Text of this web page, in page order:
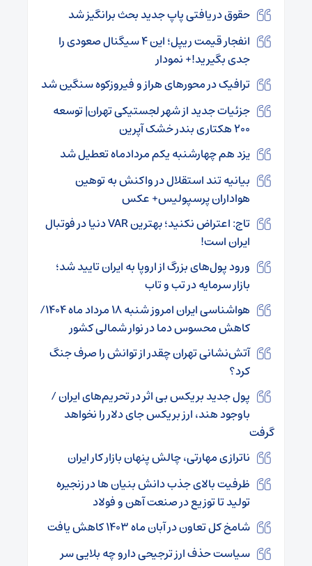
حقوق دریافتی پاپ جدید بحث برانگیز شد
انفجار قیمت ریپل؛ این ۴ سیگنال صعودی را
جدی بگیرید!+ نمودار
ترافیک در محورهای هراز و فیروزکوه سنگین شد
جزئیات جدید از شهر لجستیکی تهران| توسعه
۲۰۰ هکتاری بندر خشک آپرین
یزد هم چهارشنبه یکم مردادماه تعطیل شد
بیانیه تند استقلال در واکنش به توهین
هواداران پرسپولیس+ عکس
تاج: اعتراض نکنید؛ بهترین VAR دنیا در فوتبال
ایران است!
ورود پول‌های بزرگ از اروپا به ایران تایید شد؛
بازار سرمایه در تب و تاب
هواشناسی ایران امروز شنبه ۱۸ مرداد ماه ۱۴۰۴/
کاهش محسوس دما در نوار شمالی کشور
آتش‌نشانی تهران چقدر از توانش را صرف جنگ
کرد؟
پول جدید بریکس بی اثر در تحریم‌های ایران /
باوجود هند، ارز بریکس جای دلار را نخواهد
گرفت
ناترازی مهارتی، چالش پنهان بازار کار ایران
ظرفیت بالای جذب دانش‌ بنیان‌ ها در زنجیره
تولید تا توزیع در صنعت آهن و فولاد
شامخ کل تعاون در آبان ماه ۱۴۰۳ کاهش یافت
سیاست حذف ارز ترجیحی دارو چه بلایی سر